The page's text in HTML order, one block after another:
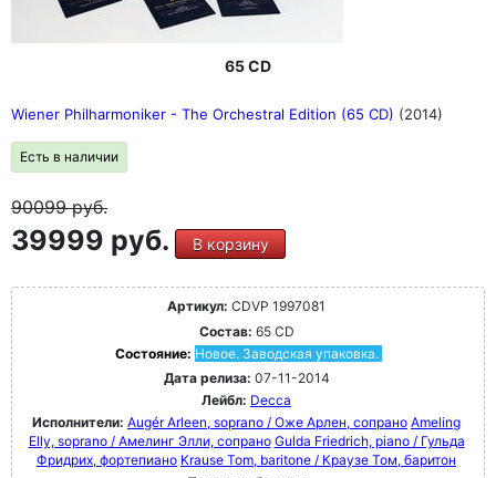
65 CD
Wiener Philharmoniker - The Orchestral Edition (65 CD) (2014)
Есть в наличии
90099руб.
39999 руб. В корзину
Артикул: CDVP 1997081
Состав: 65 CD
Состояние: Новое. Заводская упаковка.
Дата релиза: 07-11-2014
Лейбл: Decca
Исполнители: Augér Arleen, soprano / Оже Арлен, сопрано Ameling
Elly, soprano / Амелинг Элли, сопрано Gulda Friedrich, piano / Гульда
Фридрих, фортепиано Krause Tom, baritone / Краузе Том, баритон